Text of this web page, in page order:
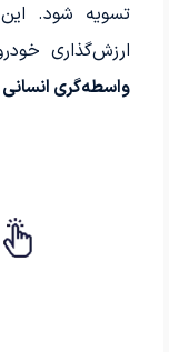
تسویه شود.
ارزش‌گذاری
واسطه‌گری انسانی